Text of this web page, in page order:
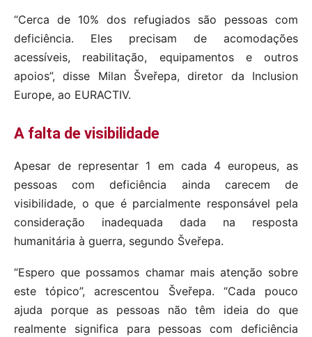
“Cerca de 10% dos refugiados são pessoas com
deficiência. Eles precisam de acomodações
acessíveis, reabilitação, equipamentos e outros
apoios”, disse Milan Šveřepa, diretor da Inclusion
Europe, ao EURACTIV.
A falta de visibilidade
Apesar de representar 1 em cada 4 europeus, as
pessoas com deficiência ainda carecem de
visibilidade, o que é parcialmente responsável pela
consideração inadequada dada na resposta
humanitária à guerra, segundo Šveřepa.
“Espero que possamos chamar mais atenção sobre
este tópico”, acrescentou Šveřepa. “Cada pouco
ajuda porque as pessoas não têm ideia do que
realmente significa para pessoas com deficiência